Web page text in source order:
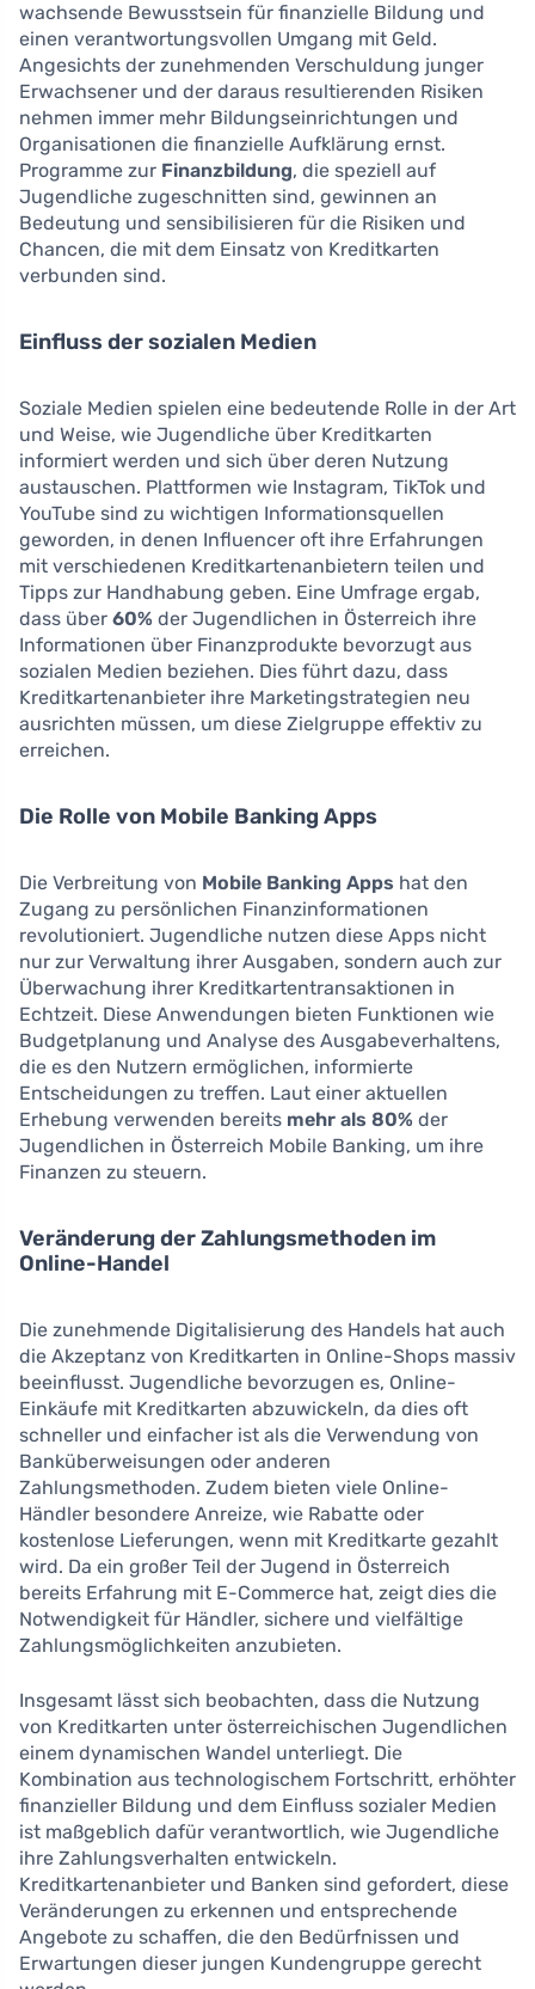
wachsende Bewusstsein für finanzielle Bildung und
einen verantwortungsvollen Umgang mit Geld.
Angesichts der zunehmenden Verschuldung junger
Erwachsener und der daraus resultierenden Risiken
nehmen immer mehr Bildungseinrichtungen und
Organisationen die finanzielle Aufklärung ernst.
Programme zur Finanzbildung, die speziell auf
Jugendliche zugeschnitten sind, gewinnen an
Bedeutung und sensibilisieren für die Risiken und
Chancen, die mit dem Einsatz von Kreditkarten
verbunden sind.
Einfluss der sozialen Medien
Soziale Medien spielen eine bedeutende Rolle in der Art
und Weise, wie Jugendliche über Kreditkarten
informiert werden und sich über deren Nutzung
austauschen. Plattformen wie Instagram, TikTok und
YouTube sind zu wichtigen Informationsquellen
geworden, in denen Influencer oft ihre Erfahrungen
mit verschiedenen Kreditkartenanbietern teilen und
Tipps zur Handhabung geben. Eine Umfrage ergab,
dass über 60% der Jugendlichen in Österreich ihre
Informationen über Finanzprodukte bevorzugt aus
sozialen Medien beziehen. Dies führt dazu, dass
Kreditkartenanbieter ihre Marketingstrategien neu
ausrichten müssen, um diese Zielgruppe effektiv zu
erreichen.
Die Rolle von Mobile Banking Apps
Die Verbreitung von Mobile Banking Apps hat den
Zugang zu persönlichen Finanzinformationen
revolutioniert. Jugendliche nutzen diese Apps nicht
nur zur Verwaltung ihrer Ausgaben, sondern auch zur
Überwachung ihrer Kreditkartentransaktionen in
Echtzeit. Diese Anwendungen bieten Funktionen wie
Budgetplanung und Analyse des Ausgabeverhaltens,
die es den Nutzern ermöglichen, informierte
Entscheidungen zu treffen. Laut einer aktuellen
Erhebung verwenden bereits mehr als 80% der
Jugendlichen in Österreich Mobile Banking, um ihre
Finanzen zu steuern.
Veränderung der Zahlungsmethoden im
Online-Handel
Die zunehmende Digitalisierung des Handels hat auch
die Akzeptanz von Kreditkarten in Online-Shops massiv
beeinflusst. Jugendliche bevorzugen es, Online-
Einkäufe mit Kreditkarten abzuwickeln, da dies oft
schneller und einfacher ist als die Verwendung von
Banküberweisungen oder anderen
Zahlungsmethoden. Zudem bieten viele Online-
Händler besondere Anreize, wie Rabatte oder
kostenlose Lieferungen, wenn mit Kreditkarte gezahlt
wird. Da ein großer Teil der Jugend in Österreich
bereits Erfahrung mit E-Commerce hat, zeigt dies die
Notwendigkeit für Händler, sichere und vielfältige
Zahlungsmöglichkeiten anzubieten.
Insgesamt lässt sich beobachten, dass die Nutzung
von Kreditkarten unter österreichischen Jugendlichen
einem dynamischen Wandel unterliegt. Die
Kombination aus technologischem Fortschritt, erhöhter
finanzieller Bildung und dem Einfluss sozialer Medien
ist maßgeblich dafür verantwortlich, wie Jugendliche
ihre Zahlungsverhalten entwickeln.
Kreditkartenanbieter und Banken sind gefordert, diese
Veränderungen zu erkennen und entsprechende
Angebote zu schaffen, die den Bedürfnissen und
Erwartungen dieser jungen Kundengruppe gerecht